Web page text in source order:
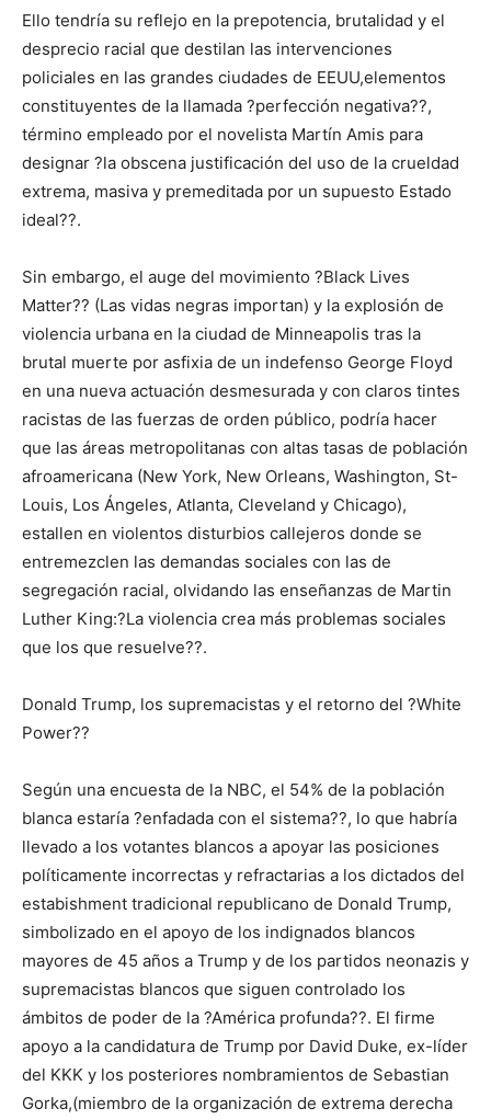
Ello tendría su reflejo en la prepotencia, brutalidad y el
desprecio racial que destilan las intervenciones
policiales en las grandes ciudades de EEUU,elementos
constituyentes de la llamada ?perfección negativa??,
término empleado por el novelista Martín Amis para
designar ?la obscena justificación del uso de la crueldad
extrema, masiva y premeditada por un supuesto Estado
ideal??.
Sin embargo, el auge del movimiento ?Black Lives
Matter?? (Las vidas negras importan) y la explosión de
violencia urbana en la ciudad de Minneapolis tras la
brutal muerte por asfixia de un indefenso George Floyd
en una nueva actuación desmesurada y con claros tintes
racistas de las fuerzas de orden público, podría hacer
que las áreas metropolitanas con altas tasas de población
afroamericana (New York, New Orleans, Washington, St-
Louis, Los Ángeles, Atlanta, Cleveland y Chicago),
estallen en violentos disturbios callejeros donde se
entremezclen las demandas sociales con las de
segregación racial, olvidando las enseñanzas de Martin
Luther King:?La violencia crea más problemas sociales
que los que resuelve??.
Donald Trump, los supremacistas y el retorno del ?White
Power??
Según una encuesta de la NBC, el 54% de la población
blanca estaría ?enfadada con el sistema??, lo que habría
llevado a los votantes blancos a apoyar las posiciones
políticamente incorrectas y refractarias a los dictados del
estabishment tradicional republicano de Donald Trump,
simbolizado en el apoyo de los indignados blancos
mayores de 45 años a Trump y de los partidos neonazis y
supremacistas blancos que siguen controlado los
ámbitos de poder de la ?América profunda??. El firme
apoyo a la candidatura de Trump por David Duke, ex-líder
del KKK y los posteriores nombramientos de Sebastian
Gorka,(miembro de la organización de extrema derecha